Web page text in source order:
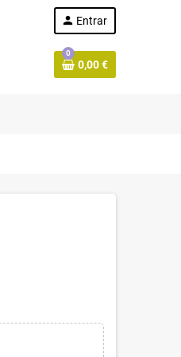
person Entrar
0
0,00 €